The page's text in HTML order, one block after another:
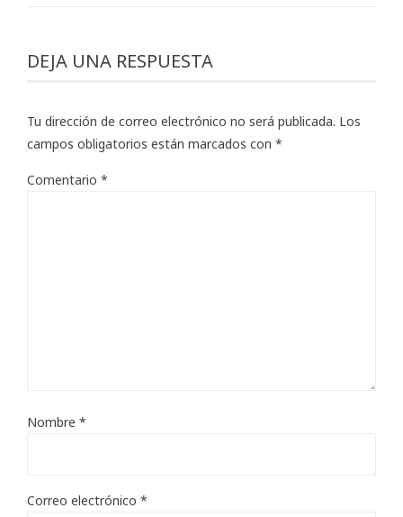
DEJA UNA RESPUESTA
Tu dirección de correo electrónico no será publicada. Los
campos obligatorios están marcados con *
Comentario *
Nombre *
Correo electrónico *